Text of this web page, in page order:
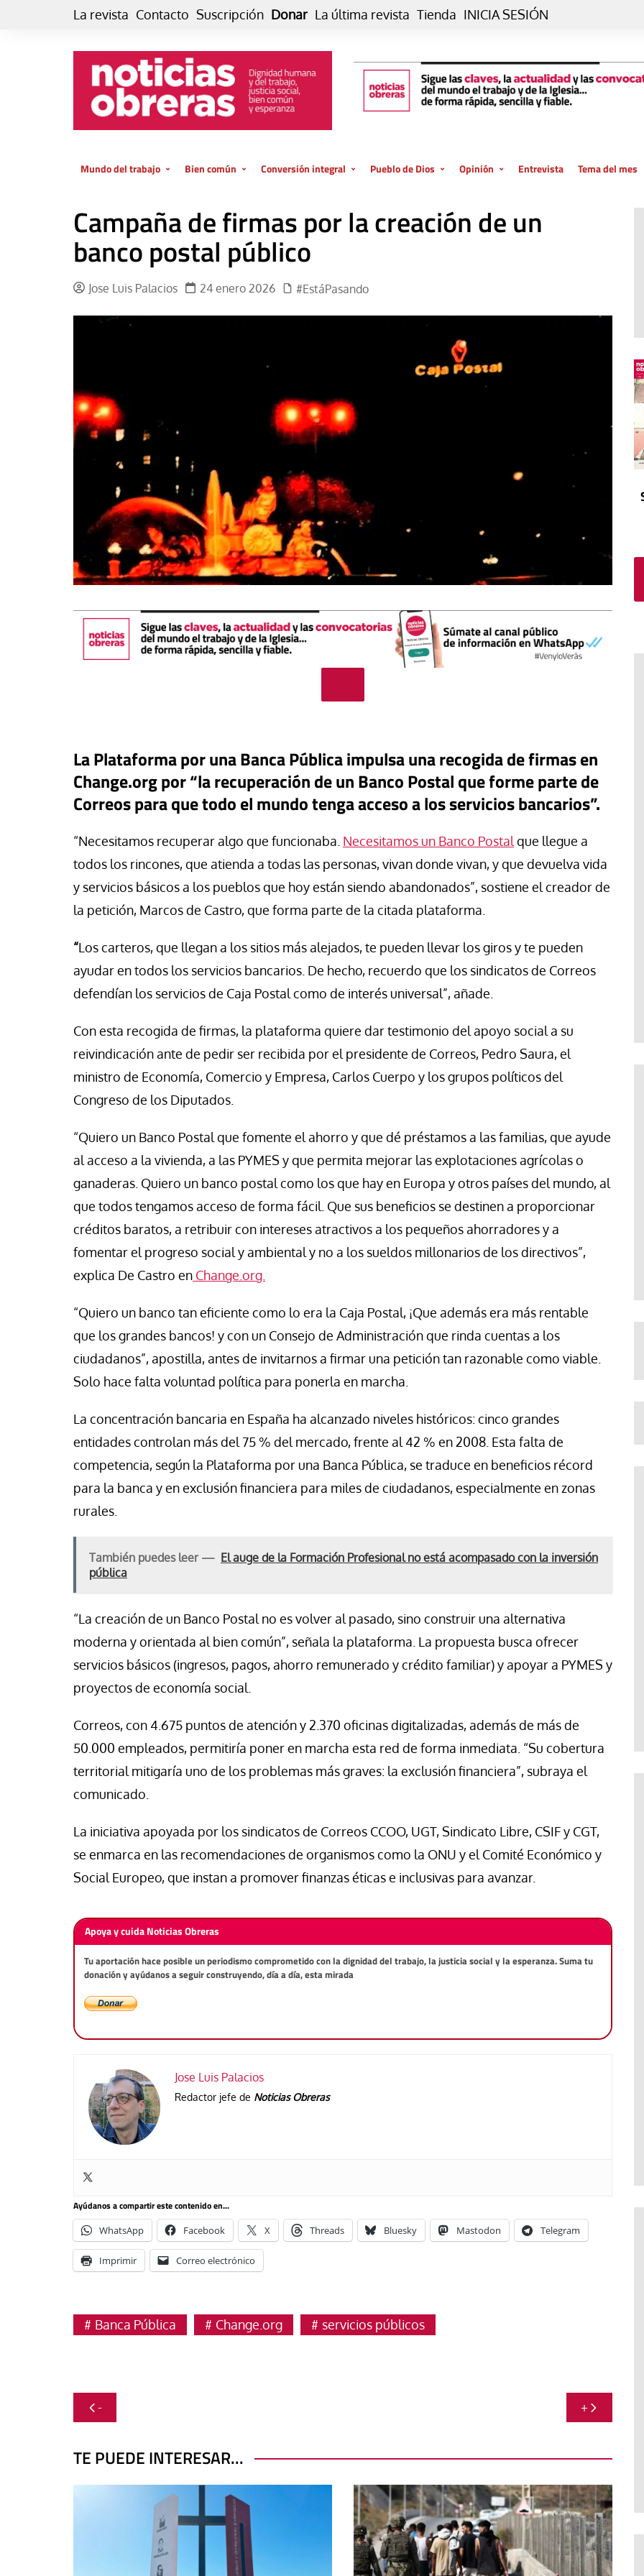
La revista Contacto Suscripción Donar La última revista Tienda INICIA SESIÓN
Mundo del trabajo
El trabajo es para la vida
GlobalizAcción
MMTC
Laboral
Los empobrecidos por el
mundo
Radio — Mundo obrero hoy
Vidas precarias
Bien común
Economía
Conversión integral
de vida… es posible
El cuidado de la creación
Experiencia
Cultura
Libro
Dos minutos
Música
Poesía
Pueblo de Dios
La oración de cada día
Opinión
Blog De paso…
Tribuna
Blog Sembrando sueños,
recogiendo humanidad
Entrevista Tema del mes
Campaña de firmas por la creación de un
banco postal público
Jose Luis Palacios 24 enero 2026 #EstáPasando
La Plataforma por una Banca Pública impulsa una recogida de firmas en
Change.org por “la recuperación de un Banco Postal que forme parte de
Correos para que todo el mundo tenga acceso a los servicios bancarios”.
“Necesitamos recuperar algo que funcionaba. Necesitamos un Banco Postal que llegue a
todos los rincones, que atienda a todas las personas, vivan donde vivan, y que devuelva vida
y servicios básicos a los pueblos que hoy están siendo abandonados”, sostiene el creador de
la petición, Marcos de Castro, que forma parte de la citada plataforma.
“Los carteros, que llegan a los sitios más alejados, te pueden llevar los giros y te pueden
ayudar en todos los servicios bancarios. De hecho, recuerdo que los sindicatos de Correos
defendían los servicios de Caja Postal como de interés universal”, añade.
Con esta recogida de firmas, la plataforma quiere dar testimonio del apoyo social a su
reivindicación ante de pedir ser recibida por el presidente de Correos, Pedro Saura, el
ministro de Economía, Comercio y Empresa, Carlos Cuerpo y los grupos políticos del
Congreso de los Diputados.
“Quiero un Banco Postal que fomente el ahorro y que dé préstamos a las familias, que ayude
al acceso a la vivienda, a las PYMES y que permita mejorar las explotaciones agrícolas o
ganaderas. Quiero un banco postal como los que hay en Europa y otros países del mundo, al
que todos tengamos acceso de forma fácil. Que sus beneficios se destinen a proporcionar
créditos baratos, a retribuir con intereses atractivos a los pequeños ahorradores y a
fomentar el progreso social y ambiental y no a los sueldos millonarios de los directivos”,
explica De Castro en Change.org.
“Quiero un banco tan eficiente como lo era la Caja Postal, ¡Que además era más rentable
que los grandes bancos! y con un Consejo de Administración que rinda cuentas a los
ciudadanos”, apostilla, antes de invitarnos a firmar una petición tan razonable como viable.
Solo hace falta voluntad política para ponerla en marcha.
La concentración bancaria en España ha alcanzado niveles históricos: cinco grandes
entidades controlan más del 75 % del mercado, frente al 42 % en 2008. Esta falta de
competencia, según la Plataforma por una Banca Pública, se traduce en beneficios récord
para la banca y en exclusión financiera para miles de ciudadanos, especialmente en zonas
rurales.
También puedes leer — El auge de la Formación Profesional no está acompasado con la inversión
pública
“La creación de un Banco Postal no es volver al pasado, sino construir una alternativa
moderna y orientada al bien común”, señala la plataforma. La propuesta busca ofrecer
servicios básicos (ingresos, pagos, ahorro remunerado y crédito familiar) y apoyar a PYMES y
proyectos de economía social.
Correos, con 4.675 puntos de atención y 2.370 oficinas digitalizadas, además de más de
50.000 empleados, permitiría poner en marcha esta red de forma inmediata. “Su cobertura
territorial mitigaría uno de los problemas más graves: la exclusión financiera”, subraya el
comunicado.
La iniciativa apoyada por los sindicatos de Correos CCOO, UGT, Sindicato Libre, CSIF y CGT,
se enmarca en las recomendaciones de organismos como la ONU y el Comité Económico y
Social Europeo, que instan a promover finanzas éticas e inclusivas para avanzar.
Apoya y cuida Noticias Obreras
Tu aportación hace posible un periodismo comprometido con la dignidad del trabajo, la justicia social y la esperanza. Suma tu
donación y ayúdanos a seguir construyendo, día a día, esta mirada
Jose Luis Palacios
Redactor jefe de Noticias Obreras
Ayúdanos a compartir este contenido en...
WhatsApp Facebook X Threads Bluesky Mastodon Telegram
Imprimir Correo electrónico
Banca Pública Change.org servicios públicos
Navegación
de - +
TE PUEDE INTERESAR...
más que OnlyFans: el
digital que monetiza la
de las jóvenes
Ceinos y Camila Gonzalez
Los sindicatos destacan la
aportación positiva de la
regularización extraordinaria al
crecimiento del empleo
Jose Luis Palacios
#EstáPasando
asesinado hace 50 años
Francesco Strazzari